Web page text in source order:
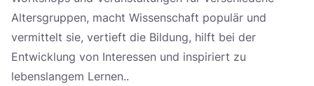
Altersgruppen, macht Wissenschaft populär und
vermittelt sie, vertieft die Bildung, hilft bei der
Entwicklung von Interessen und inspiriert zu
lebenslangem Lernen..